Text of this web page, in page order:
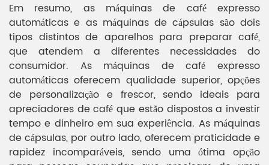
Em resumo, as máquinas de café expresso
automáticas e as máquinas de cápsulas são dois
tipos distintos de aparelhos para preparar café,
que atendem a diferentes necessidades do
consumidor. As máquinas de café expresso
automáticas oferecem qualidade superior, opções
de personalização e frescor, sendo ideais para
apreciadores de café que estão dispostos a investir
tempo e dinheiro em sua experiência. As máquinas
de cápsulas, por outro lado, oferecem praticidade e
rapidez incomparáveis, sendo uma ótima opção